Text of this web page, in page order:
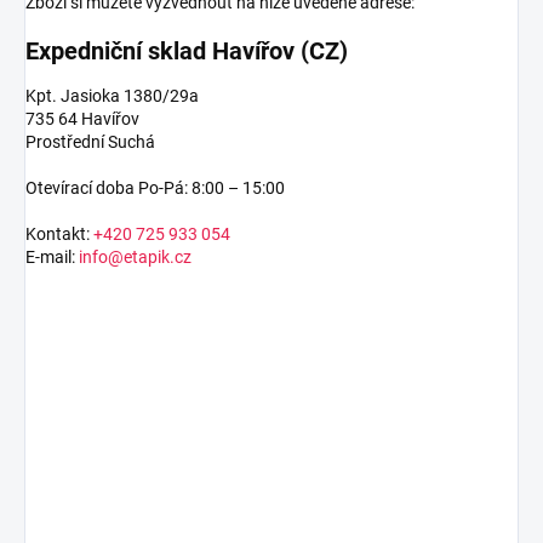
Expedniční sklad Havířov (CZ)
Kpt. Jasioka 1380/29a
735 64 Havířov
Prostřední Suchá
Otevírací doba Po-Pá: 8:00 – 15:00
Kontakt:+420 725 933 054
E-mail: info@etapik.cz